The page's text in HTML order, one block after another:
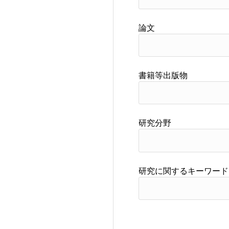
論文
書籍等出版物
研究分野
研究に関するキーワード